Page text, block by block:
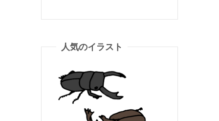
人気のイラスト